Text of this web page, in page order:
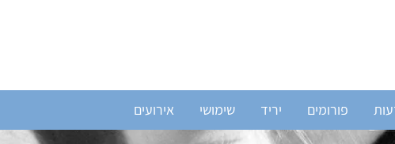
פורומים יריד שימושי אירועים